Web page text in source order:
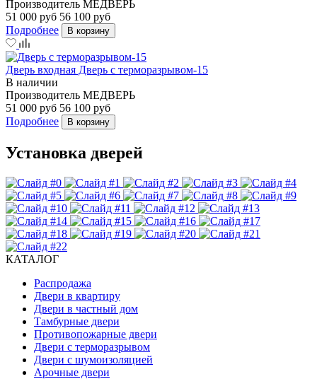
Производитель МЕДВЕРЬ
51 000 руб 56 100 руб
Подробнее
В корзину
Дверь входная Дверь с терморазрывом-15
В наличии
Производитель МЕДВЕРЬ
51 000 руб 56 100 руб
Подробнее
В корзину
Установка дверей
КАТАЛОГ
Распродажа
Двери в квартиру
Двери в частный дом
Тамбурные двери
Противопожарные двери
Двери с терморазрывом
Двери с шумоизоляцией
Арочные двери